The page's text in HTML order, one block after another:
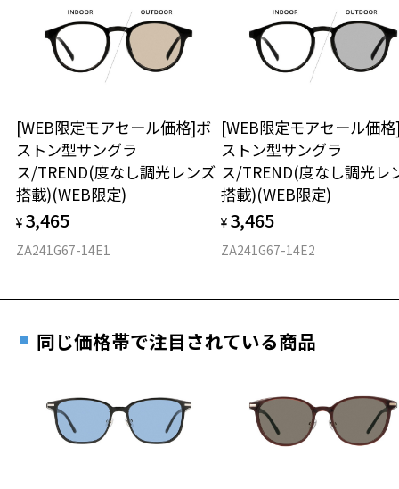
ーズコレクションまで、
世界中、国内外からセレクトしたブランドと豊富なオリジナルアイテ
ムで、大人の方々に向けたファッションを提案します。
Zoff｜UNITED ARROWS Sunglasses 特設ページをみる
【使用上の注意】
■高温(60℃以上)環境や急激な温度差は変形、表面層のひび割れの原
因となります。炎天下の車内や砂浜等に放置しない様ご注意くださ
い。
■傷をつけるような金属と一緒にしまわないようご注意ください。
レンズカラー：Z-AMBER_BR85F/ブラウン系
レンズ枠の材質：プラスチック
紫外線透過率：0.1%以下
UV100%CUT ※ISO12312-1基準
仕上がり寸法
D 仕上がりの横幅：約143mm
E 仕上がりの縦幅：約40mm
※メガネ：デモレンズを外した重さ
タイプ
日または発送日より１年間修理又は交換させて頂
きます。
※保証期間内に交換が行われた場合、保証期間は初期の期間から
延長されません。
安心2 視力測定無料
視力の変化を早めに発見するために、定期的な視
力測定をおすすめいたします。
安心3 かかり具合調整無料
談ください。
オンラインストアでフレームのみ購入して、
実店舗で度付きにできます
ご購入時に「レンズ交換券」をお選びいただくと、実店舗で
度数を測定のうえ、度付きレンズ（標準セットレンズ）へ無
料交換いただけます。
詳しくはこちら
その際は記入用紙をダウンロードしてお使いください。
[WEB限定モアセール価格]ボ
ストン型サングラ
ス/TREND(度なし調光レンズ
搭載)(WEB限定)
¥ 3,465
ZA241G67-14E1
[WEB限定モアセール価
ストン型サングラ
ス/TREND(度なし調光レ
搭載)(WEB限定)
¥ 3,465
ZA241G67-14E2
同じ価格帯で注目されている商品